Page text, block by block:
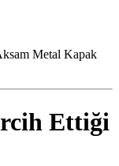
Metal Kapak
Ettiği